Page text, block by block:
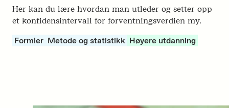
Her kan du lære hvordan man utleder og setter opp
et konfidensintervall for forventningsverdien my.
Formler Metode og statistikk Høyere utdanning